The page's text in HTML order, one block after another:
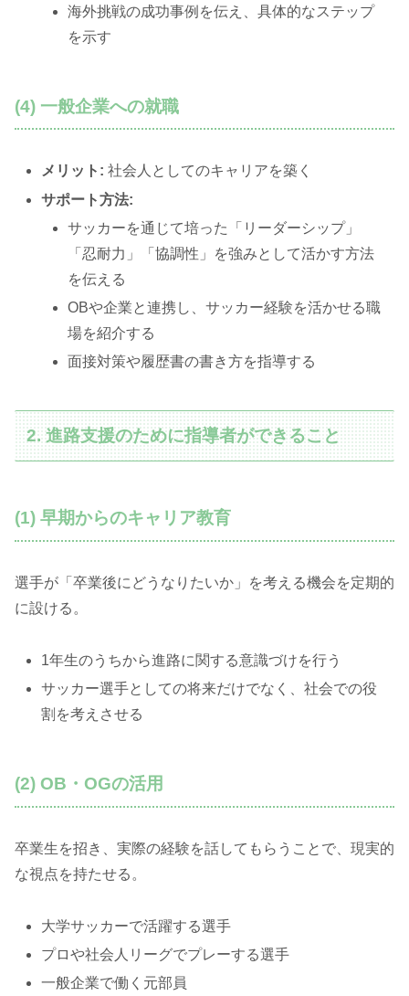
海外挑戦の成功事例を伝え、具体的なステップ
を示す
(4) 一般企業への就職
メリット: 社会人としてのキャリアを築く
サポート方法:
サッカーを通じて培った「リーダーシップ」
「忍耐力」「協調性」を強みとして活かす方法
を伝える
OBや企業と連携し、サッカー経験を活かせる職
場を紹介する
面接対策や履歴書の書き方を指導する
2. 進路支援のために指導者ができること
(1) 早期からのキャリア教育
選手が「卒業後にどうなりたいか」を考える機会を定期的
に設ける。
1年生のうちから進路に関する意識づけを行う
サッカー選手としての将来だけでなく、社会での役
割を考えさせる
(2) OB・OGの活用
卒業生を招き、実際の経験を話してもらうことで、現実的
な視点を持たせる。
大学サッカーで活躍する選手
プロや社会人リーグでプレーする選手
一般企業で働く元部員